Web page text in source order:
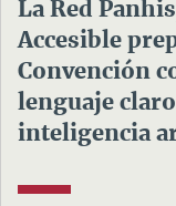
La Red
Accesible
Convención
lenguaje
inteligencia